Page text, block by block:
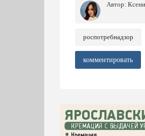
Автор:
роспотребнадзор
комментировать